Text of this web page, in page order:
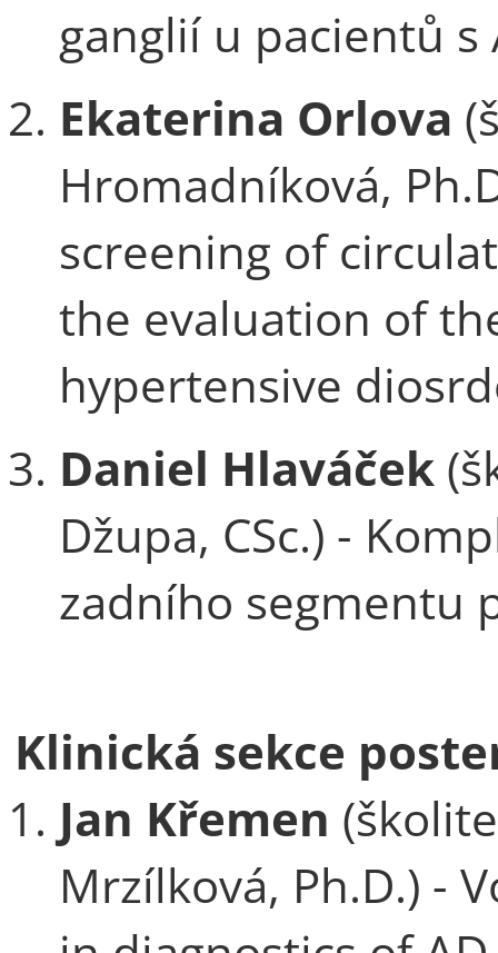
ganglií u pacientů
Ekaterina Orlova
Hromadníková,
screening of
the evaluation of
hypertensive
Daniel Hlaváček
Džupa, CSc.) -
zadního segmentu
Klinická sekce
Jan Křemen
Mrzílková, Ph.D.) -